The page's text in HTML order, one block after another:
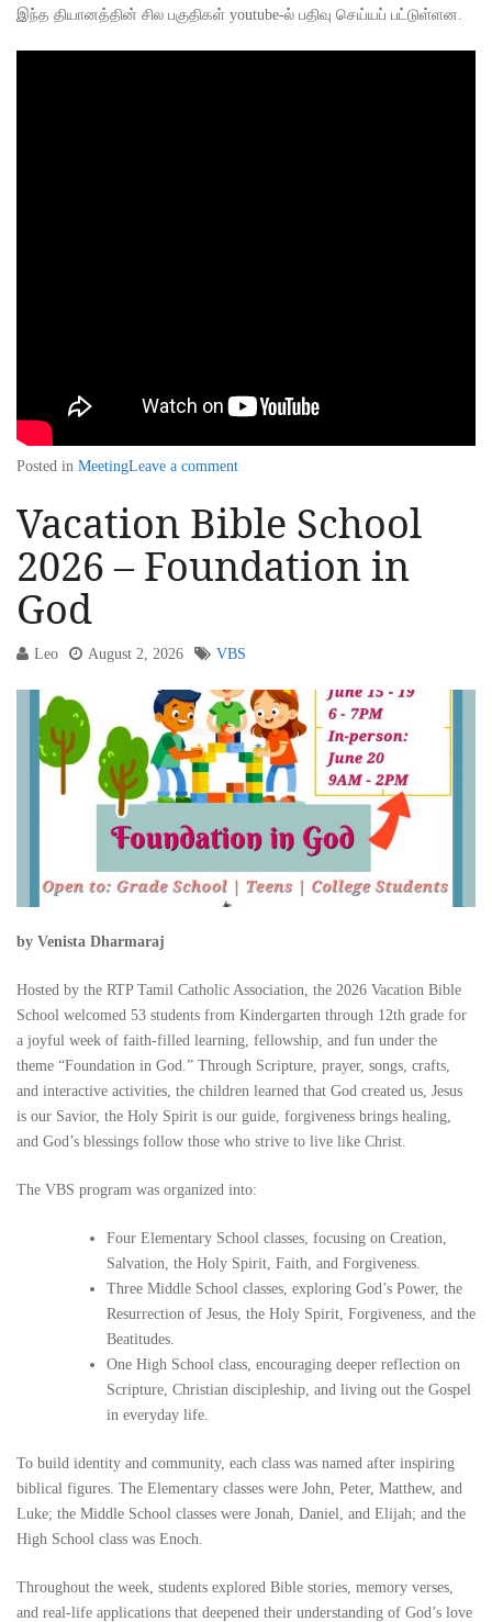
இந்த தியானத்தின் சில பகுதிகள் youtube-ல் பதிவு செய்யப் பட்டுள்ளன.
Posted in MeetingLeave a comment
Vacation Bible School
2026 – Foundation in
God
Leo August 2, 2026 VBS
by Venista Dharmaraj
Hosted by the RTP Tamil Catholic Association, the 2026 Vacation Bible
School welcomed 53 students from Kindergarten through 12th grade for
a joyful week of faith-filled learning, fellowship, and fun under the
theme “Foundation in God.” Through Scripture, prayer, songs, crafts,
and interactive activities, the children learned that God created us, Jesus
is our Savior, the Holy Spirit is our guide, forgiveness brings healing,
and God’s blessings follow those who strive to live like Christ.
The VBS program was organized into:
Four Elementary School classes, focusing on Creation,
Salvation, the Holy Spirit, Faith, and Forgiveness.
Three Middle School classes, exploring God’s Power, the
Resurrection of Jesus, the Holy Spirit, Forgiveness, and the
Beatitudes.
One High School class, encouraging deeper reflection on
Scripture, Christian discipleship, and living out the Gospel
in everyday life.
To build identity and community, each class was named after inspiring
biblical figures. The Elementary classes were John, Peter, Matthew, and
Luke; the Middle School classes were Jonah, Daniel, and Elijah; and the
High School class was Enoch.
Throughout the week, students explored Bible stories, memory verses,
and real-life applications that deepened their understanding of God’s love